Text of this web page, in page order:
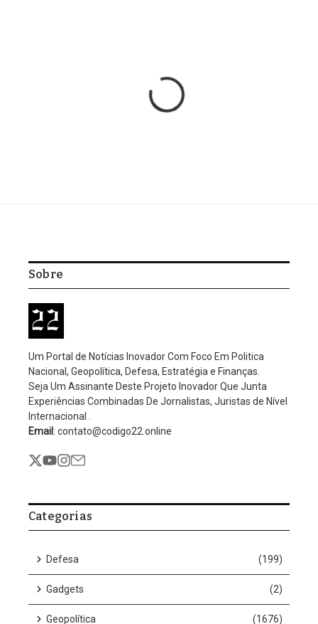
Banco Master para políticos, revela coluna
Polícia Federal
Augusto Lima e as malas de
dinheiro do Banco Master
para políticos, revela coluna
PorEditorial Código 22 Nenhum comentário
2 Mins Read
Atualizado: março 14, 20269:00 pm
Investigação aponta que sócio de Vorcaro transportou grandes
o esquema de supostas fraudes e lavagem de dinheiro
investigado pela Polícia Federal. De acordo com a coluna de
transporte de malas de dinheiro em espécie destinadas a